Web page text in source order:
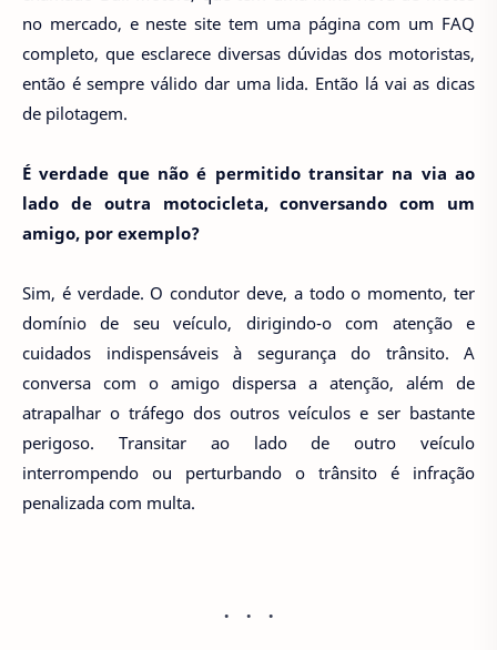
no mercado, e neste site tem uma página com um FAQ
completo, que esclarece diversas dúvidas dos motoristas,
então é sempre válido dar uma lida. Então lá vai as dicas
de pilotagem.
É verdade que não é permitido transitar na via ao
lado de outra motocicleta, conversando com um
amigo, por exemplo?
Sim, é verdade. O condutor deve, a todo o momento, ter
domínio de seu veículo, dirigindo-o com atenção e
cuidados indispensáveis à segurança do trânsito. A
conversa com o amigo dispersa a atenção, além de
atrapalhar o tráfego dos outros veículos e ser bastante
perigoso. Transitar ao lado de outro veículo
interrompendo ou perturbando o trânsito é infração
penalizada com multa.